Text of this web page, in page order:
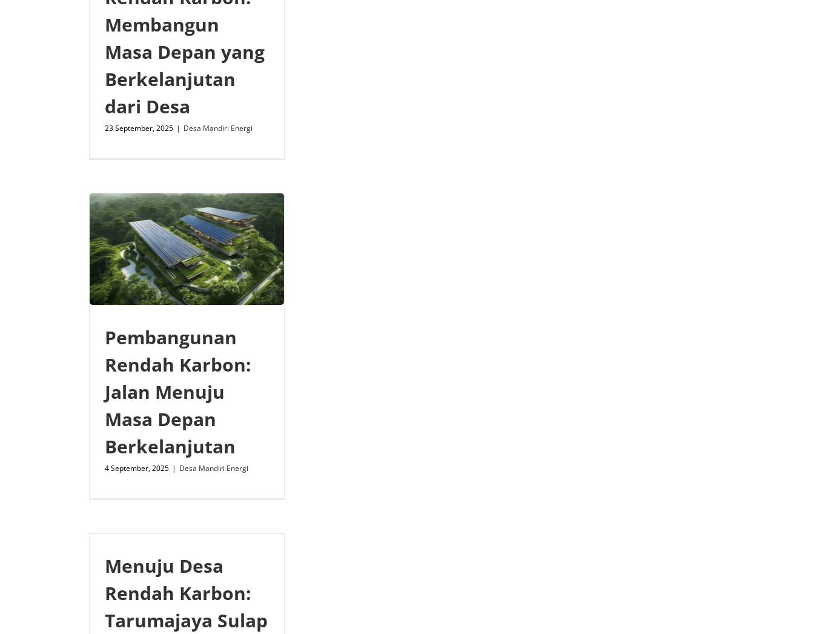
Membangun
Masa Depan yang
Berkelanjutan
dari Desa
23 September, 2025 | Desa Mandiri Energi
Pembangunan
Rendah Karbon:
Jalan Menuju
Masa Depan
Berkelanjutan
4 September, 2025 | Desa Mandiri Energi
Menuju Desa
Rendah Karbon:
Tarumajaya Sulap